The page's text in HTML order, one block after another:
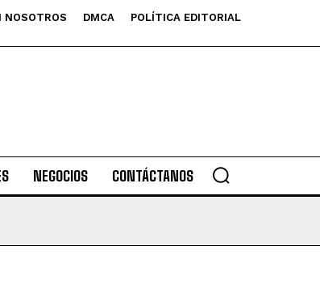
NOSOTROS DMCA
POLÍTICA EDITORIAL
NEGOCIOS CONTÁCTANOS